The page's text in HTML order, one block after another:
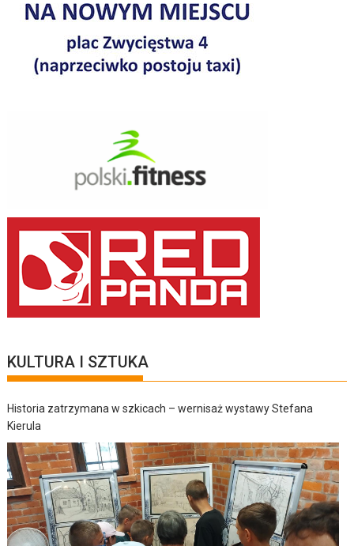
KULTURA I SZTUKA
Historia zatrzymana w szkicach – wernisaż wystawy Stefana
Kierula